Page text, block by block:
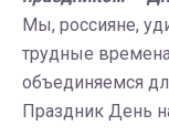
Мы, россияне,
трудные
объединяемся
Праздник День